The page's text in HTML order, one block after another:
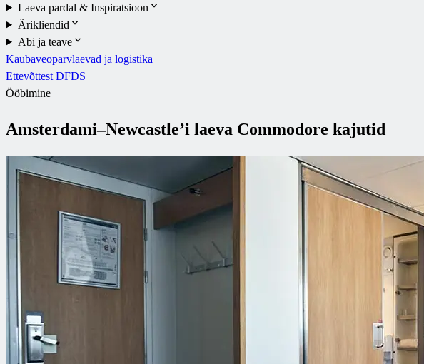
Laeva pardal & Inspiratsioon
Ärikliendid
Abi ja teave
Kaubaveoparvlaevad ja logistika
Ettevõttest DFDS
Ööbimine
Amsterdami–Newcastle’i laeva Commodore kajutid